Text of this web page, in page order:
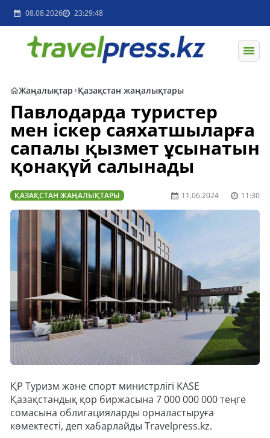
08.08.2026 23:29:48
Жаңалықтар Қазақстан жаңалықтары
Павлодарда туристер
мен іскер саяхатшыларға
сапалы қызмет ұсынатын
қонақүй салынады
ҚАЗАҚСТАН ЖАҢАЛЫҚТАРЫ 11.06.2024 11:30
ҚР Туризм және спорт министрлігі KASE
Қазақстандық қор биржасына 7 000 000 000 теңге
сомасына облигацияларды орналастыруға
көмектесті, деп хабарлайды Travelpress.kz.